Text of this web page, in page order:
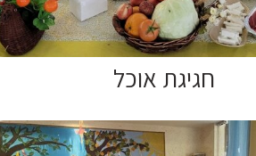
חגיגת אוכל